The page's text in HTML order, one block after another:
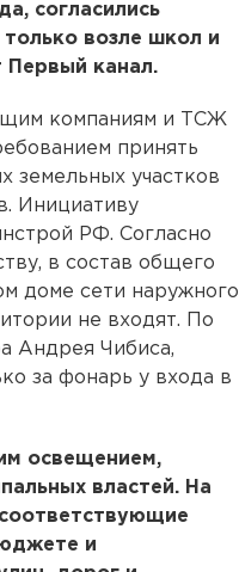
согласились
возле школ и
Первый канал.
компаниям и ТСЖ
принять
земельных участков
Инициативу
РФ. Согласно
в состав общего
доме сети наружного
не входят. По
Андрея Чибиса,
за фонарь у входа в
освещением,
властей. На
и